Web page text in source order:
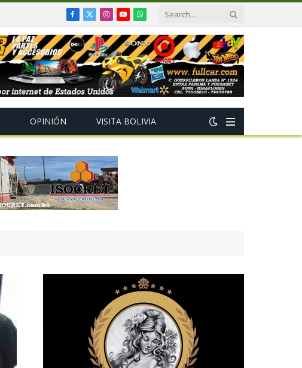
Facebook
X
(Twitter)
Instagram
YouTubeWhatsApp
OPINIÓN VISITA BOLIVIA